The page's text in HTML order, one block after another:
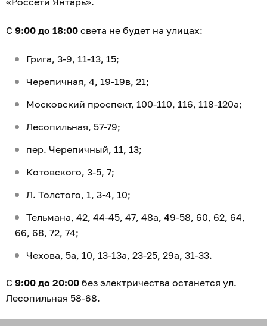
С 9:00 до 18:00 света не будет на улицах:
Грига, 3-9, 11-13, 15;
Черепичная, 4, 19-19в, 21;
Московский проспект, 100-110, 116, 118-120а;
Лесопильная, 57-79;
пер. Черепичный, 11, 13;
Котовского, 3-5, 7;
Л. Толстого, 1, 3-4, 10;
Тельмана, 42, 44-45, 47, 48а, 49-58, 60, 62, 64,
66, 68, 72, 74;
Чехова, 5а, 10, 13-13а, 23-25, 29а, 31-33.
С 9:00 до 20:00 без электричества останется ул.
Лесопильная 58-68.